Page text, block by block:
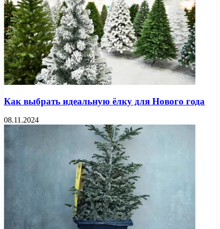
Как выбрать идеальную ёлку для Нового года
08.11.2024